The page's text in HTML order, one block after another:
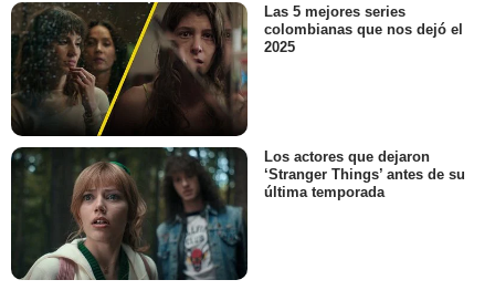
Las 5 mejores series
colombianas que nos dejó el
2025
Los actores que dejaron
‘Stranger Things’ antes de su
última temporada